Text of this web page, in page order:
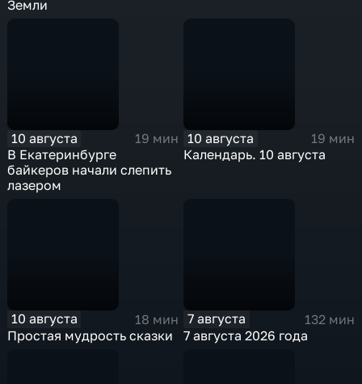
Земли
10 августа
19 мин
В Екатеринбурге
байкеров начали слепить
лазером
10 августа
19 мин
Календарь. 10 августа
10 августа
18 мин
Простая мудрость сказки
7 августа
132 мин
7 августа 2026 года